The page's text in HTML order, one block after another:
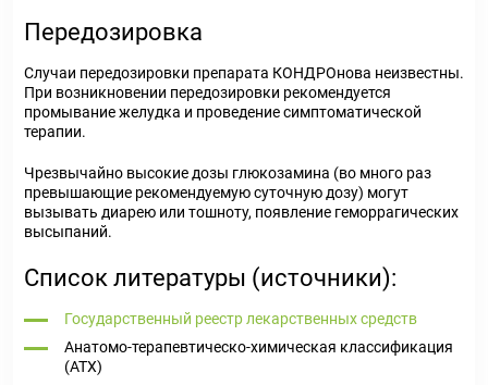
Передозировка
Случаи передозировки препарата КОНДРОнова неизвестны.
При возникновении передозировки рекомендуется
промывание желудка и проведение симптоматической
терапии.
Чрезвычайно высокие дозы глюкозамина (во много раз
превышающие рекомендуемую суточную дозу) могут
вызывать диарею или тошноту, появление геморрагических
высыпаний.
Список литературы (источники):
Государственный реестр лекарственных средств
Анатомо-терапевтическо-химическая классификация
(ATX)